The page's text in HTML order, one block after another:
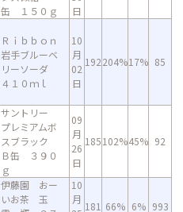
缶 １５０ｇ
日
Ｒｉｂｂｏｎ
岩手ブルーベ
リーソーダ
４１０ｍｌ
10
月
02
日
192204%17% 85
サントリー
プレミアムボ
スブラック
Ｂ缶 ３９０
ｇ
09
月
26
日
185102%45% 92
伊藤園 おー
いお茶 玉
10
月
181 66% 6% 993